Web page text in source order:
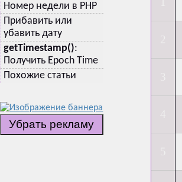
Номер недели в PHP
Прибавить или
убавить дату
getTimestamp():
Получить Epoch Time
Похожие статьи
Убрать рекламу